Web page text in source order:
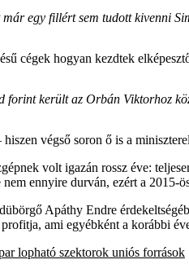
egy fillért sem tudott kivenni
cégek hogyan kezdtek
került az Orbán Viktorhoz
végső soron ő is a
volt igazán rossz éve:
ennyire durván, ezért a
Apáthy Endre
ami egyébként a korábbi
lopható szektorok uniós források